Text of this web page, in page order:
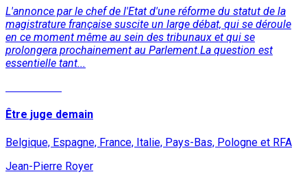
L'annonce par le chef de l'Etat d'une réforme du statut de la
magistrature française suscite un large débat, qui se déroule
en ce moment même au sein des tribunaux et qui se
prolongera prochainement au Parlement.La question est
essentielle tant...
Être juge demain
Belgique, Espagne, France, Italie, Pays-Bas, Pologne et RFA
Jean-Pierre Royer